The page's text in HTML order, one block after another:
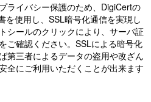
ライバシー保護のため、DigiCertの
を使用し、SSL暗号化通信を実現し
シールのクリックにより、サーバ証
ご確認ください。SSLによる暗号化
第三者によるデータの盗用や改ざん
全にご利用いただくことが出来ます